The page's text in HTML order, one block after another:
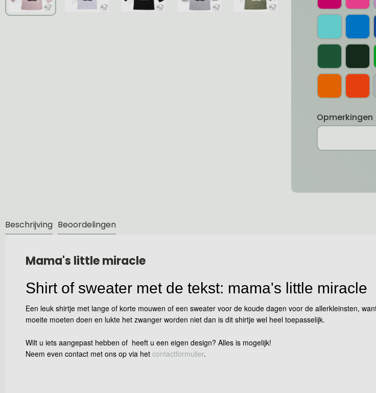
Opmerkingen
Beschrijving Beoordelingen
Mama's little miracle
Shirt of sweater met de tekst: mama's little miracle
Een leuk shirtje met lange of korte mouwen of een sweater voor de koude dagen voor de allerkleinsten,
moeite moeten doen en lukte het zwanger worden niet dan is dit shirtje wel heel toepasselijk.
Wilt u iets aangepast hebben of heeft u een eigen design? Alles is mogelijk!
Neem even contact met ons op via het contactformulier.